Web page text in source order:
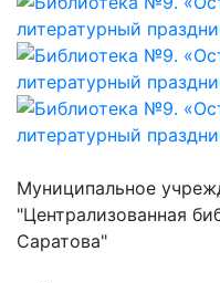
Муниципальное
"Централизованная
Саратова"